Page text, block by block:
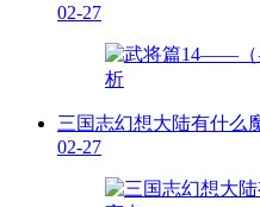
02-27
三国志幻想大陆有什么
02-27